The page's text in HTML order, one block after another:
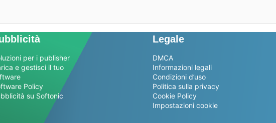
per i publisher
e gestisci il tuo
Policy
su Softonic
Legale
DMCA
Informazioni legali
Condizioni d’uso
Politica sulla privacy
Cookie Policy
Impostazioni cookie